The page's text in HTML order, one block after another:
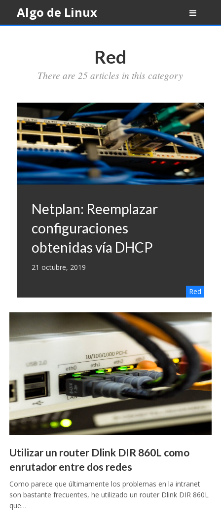
content
Algo de Linux
Red
There are 25 articles in this category
Netplan: Reemplazar
configuraciones
obtenidas vía DHCP
21 octubre, 2019
Red
Utilizar un router Dlink DIR 860L como
enrutador entre dos redes
Como parece que últimamente los problemas en la intranet
son bastante frecuentes, he utilizado un router Dlink DIR 860L
que…